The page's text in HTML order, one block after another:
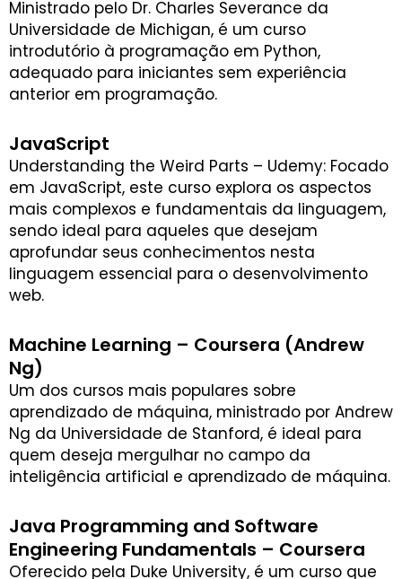
Ministrado pelo Dr. Charles Severance da
Universidade de Michigan, é um curso
introdutório à programação em Python,
adequado para iniciantes sem experiência
anterior em programação.
JavaScript
Understanding the Weird Parts – Udemy: Focado
em JavaScript, este curso explora os aspectos
mais complexos e fundamentais da linguagem,
sendo ideal para aqueles que desejam
aprofundar seus conhecimentos nesta
linguagem essencial para o desenvolvimento
web.
Machine Learning – Coursera (Andrew
Ng)
Um dos cursos mais populares sobre
aprendizado de máquina, ministrado por Andrew
Ng da Universidade de Stanford, é ideal para
quem deseja mergulhar no campo da
inteligência artificial e aprendizado de máquina.
Java Programming and Software
Engineering Fundamentals – Coursera
Oferecido pela Duke University, é um curso que